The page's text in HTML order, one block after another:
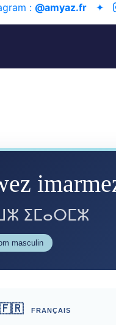
: @amyaz.fr ✦
ⵉⵎⴰⵔⵎⵣ
masculin
🇫🇷 FRANÇAIS